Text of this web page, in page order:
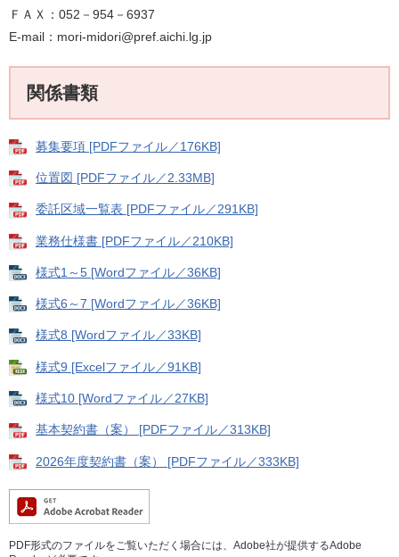
ＦＡＸ：052－954－6937
E-mail：mori-midori@pref.aichi.lg.jp
関係書類
募集要項 [PDFファイル／176KB]
位置図 [PDFファイル／2.33MB]
委託区域一覧表 [PDFファイル／291KB]
業務仕様書 [PDFファイル／210KB]
様式1～5 [Wordファイル／36KB]
様式6～7 [Wordファイル／36KB]
様式8 [Wordファイル／33KB]
様式9 [Excelファイル／91KB]
様式10 [Wordファイル／27KB]
基本契約書（案） [PDFファイル／313KB]
2026年度契約書（案） [PDFファイル／333KB]
PDF形式のファイルをご覧いただく場合には、Adobe社が提供するAdobe